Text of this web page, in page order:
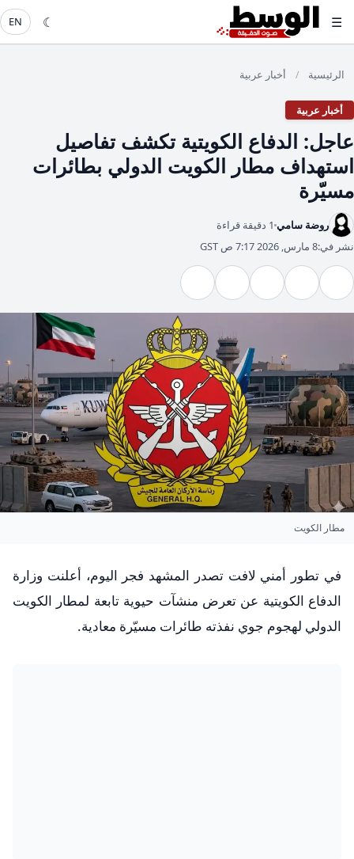
☰
☾
EN
الرئيسية / أخبار عربية
أخبار عربية
​عاجل: الدفاع الكويتية تكشف تفاصيل
استهداف مطار الكويت الدولي بطائرات
مسيّرة
روضة سامي 1 دقيقة قراءة
نشر في:8 مارس, 2026 7:17 ص GST
مطار الكويت
​في تطور أمني لافت تصدر المشهد فجر اليوم، أعلنت وزارة
الدفاع الكويتية عن تعرض منشآت حيوية تابعة لمطار الكويت
الدولي لهجوم جوي نفذته طائرات مسيّرة معادية.